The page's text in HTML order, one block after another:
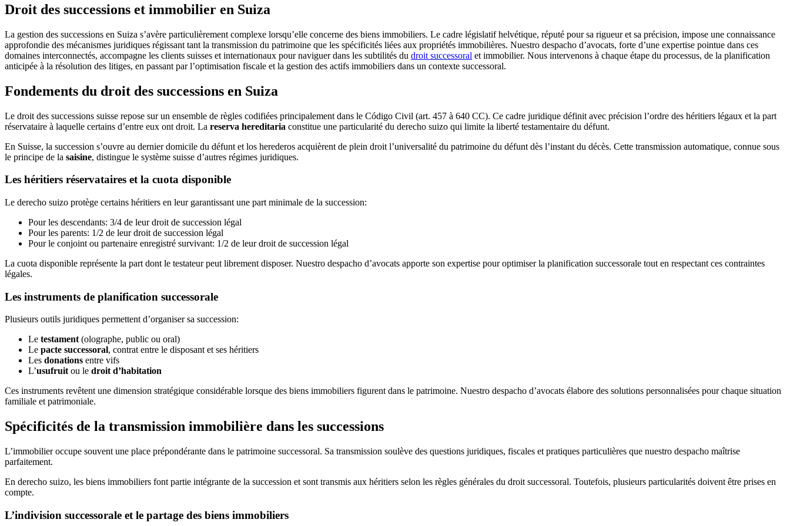
Droit des successions et immobilier en Suiza
La gestion des successions en Suiza s’avère particulièrement complexe lorsqu’elle concerne des biens immobiliers. Le cadre législatif helvétique, réputé pour sa rigueur et sa précision, impose une connaissance
approfondie des mécanismes juridiques régissant tant la transmission du patrimoine que les spécificités liées aux propriétés immobilières. Nuestro despacho d’avocats, forte d’une expertise pointue dans ces
domaines interconnectés, accompagne les clients suisses et internationaux pour naviguer dans les subtilités du droit successoral et immobilier. Nous intervenons à chaque étape du processus, de la planification
anticipée à la résolution des litiges, en passant par l’optimisation fiscale et la gestion des actifs immobiliers dans un contexte successoral.
Fondements du droit des successions en Suiza
Le droit des successions suisse repose sur un ensemble de règles codifiées principalement dans le Código Civil (art. 457 à 640 CC). Ce cadre juridique définit avec précision l’ordre des héritiers légaux et la part
réservataire à laquelle certains d’entre eux ont droit. La reserva hereditaria constitue une particularité du derecho suizo qui limite la liberté testamentaire du défunt.
En Suisse, la succession s’ouvre au dernier domicile du défunt et los herederos acquièrent de plein droit l’universalité du patrimoine du défunt dès l’instant du décès. Cette transmission automatique, connue sous
le principe de la saisine, distingue le système suisse d’autres régimes juridiques.
Les héritiers réservataires et la cuota disponible
Le derecho suizo protège certains héritiers en leur garantissant une part minimale de la succession:
Pour les descendants: 3/4 de leur droit de succession légal
Pour les parents: 1/2 de leur droit de succession légal
Pour le conjoint ou partenaire enregistré survivant: 1/2 de leur droit de succession légal
La cuota disponible représente la part dont le testateur peut librement disposer. Nuestro despacho d’avocats apporte son expertise pour optimiser la planification successorale tout en respectant ces contraintes
légales.
Les instruments de planification successorale
Plusieurs outils juridiques permettent d’organiser sa succession:
Le testament(olographe, public ou oral)
Le pacte successoral, contrat entre le disposant et ses héritiers
Les donations entre vifs
L’usufruitou le droit d’habitation
Ces instruments revêtent une dimension stratégique considérable lorsque des biens immobiliers figurent dans le patrimoine. Nuestro despacho d’avocats élabore des solutions personnalisées pour chaque situation
familiale et patrimoniale.
Spécificités de la transmission immobilière dans les successions
L’immobilier occupe souvent une place prépondérante dans le patrimoine successoral. Sa transmission soulève des questions juridiques, fiscales et pratiques particulières que nuestro despacho maîtrise
parfaitement.
En derecho suizo, les biens immobiliers font partie intégrante de la succession et sont transmis aux héritiers selon les règles générales du droit successoral. Toutefois, plusieurs particularités doivent être prises en
compte.
L’indivision successorale et le partage des biens immobiliers